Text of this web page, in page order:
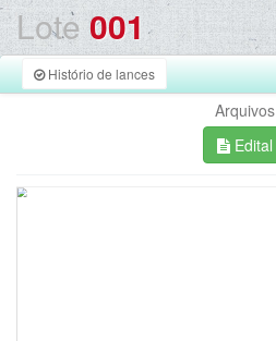
Lote 001
Histório de lances
Arquivos
Edital